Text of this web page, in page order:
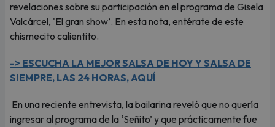
revelaciones sobre su participación en el programa de Gisela
Valcárcel, 'El gran show’. En esta nota, entérate de este
chismecito calientito.
-> ESCUCHA LA MEJOR SALSA DE HOY Y SALSA DE
SIEMPRE, LAS 24 HORAS, AQUÍ
En una reciente entrevista, la bailarina reveló que no quería
ingresar al programa de la ‘Señito’ y que prácticamente fue